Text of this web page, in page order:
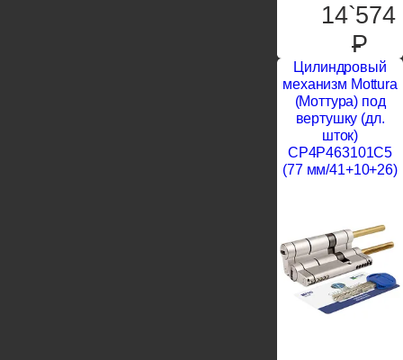
14`574
P
Цилиндровый
механизм Mottura
(Моттура) под
вертушку (дл.
шток)
CP4P463101C5
(77 мм/41+10+26)